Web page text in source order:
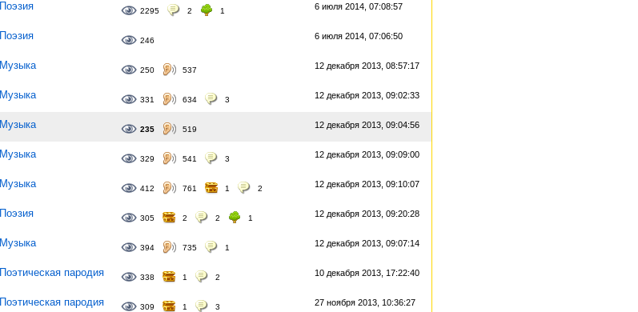
Поэзия 2295 2 1 6 июля 2014, 07:08:57
Поэзия 246 6 июля 2014, 07:06:50
Музыка 250 537 12 декабря 2013, 08:57:17
Музыка 331 634 3 12 декабря 2013, 09:02:33
Музыка 235 519 12 декабря 2013, 09:04:56
Музыка 329 541 3 12 декабря 2013, 09:09:00
Музыка 412 761 1 2 12 декабря 2013, 09:10:07
Поэзия 305 2 2 1 12 декабря 2013, 09:20:28
Музыка 394 735 1 12 декабря 2013, 09:07:14
Поэтическая пародия 338 1 2 10 декабря 2013, 17:22:40
Поэтическая пародия 309 1 3 27 ноября 2013, 10:36:27